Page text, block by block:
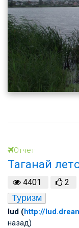
Отчет
Таганай
4401 2
Туризм
lud (http://
назад)